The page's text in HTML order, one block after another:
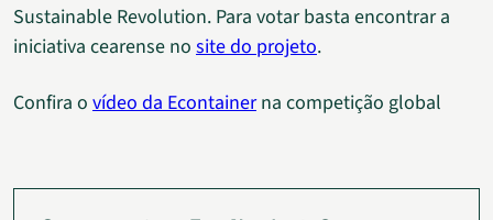
Sustainable Revolution. Para votar basta encontrar a
iniciativa cearense no site do projeto.
Confira o vídeo da Econtainerna competição global